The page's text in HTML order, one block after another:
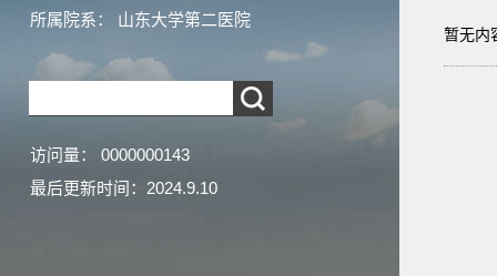
所属院系： 山东大学第二医院
访问量： 0000000143
最后更新时间： 2024.9.10
暂无内